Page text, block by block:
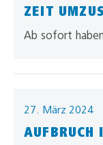
ZEIT
AUCH BEI
Ab sofort
Diensträder
27. März 2024
AUFBRUCH